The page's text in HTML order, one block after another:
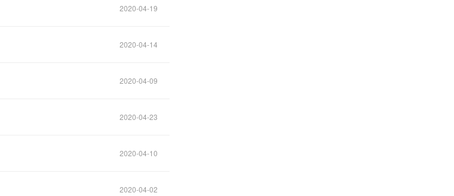
2020-04-19
2020-04-14
2020-04-09
2020-04-23
2020-04-10
2020-04-02